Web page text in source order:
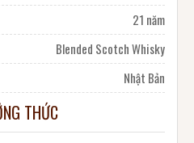
21 năm
Blended Scotch Whisky
Nhật Bản
THỨC